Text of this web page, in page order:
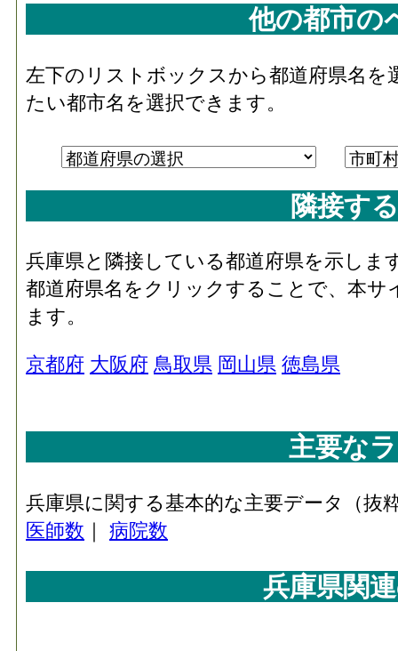
他の都市の
左下のリストボックスから都道府県名
たい都市名を選択できます。
隣接す
兵庫県と隣接している都道府県を示しま
都道府県名をクリックすることで、本
ます。
京都府 大阪府 鳥取県 岡山県 徳島県
主要な
兵庫県に関する基本的な主要データ（
医師数 ｜ 病院数
兵庫県関